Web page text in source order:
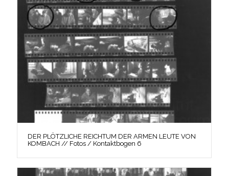
DER PLÖTZLICHE REICHTUM DER ARMEN LEUTE VON
KOMBACH // Fotos / Kontaktbogen 6